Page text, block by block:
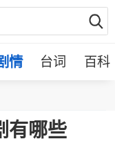
情 台词 百科
有哪些